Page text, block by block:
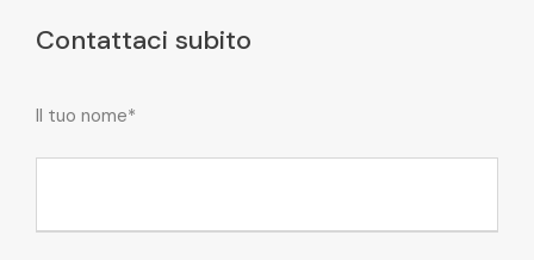
Contattaci subito
Il tuo nome*